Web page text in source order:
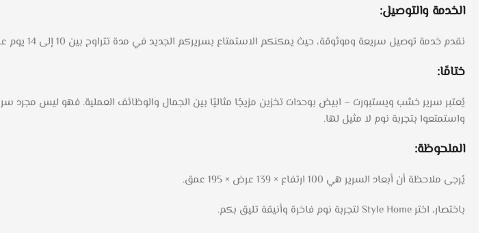
الخدمة والتوصيل:
نقدم خدمة توصيل سريعة وموثوقة، حيث يمكنكم الاستمتاع بسريركم الجديد في مدة تتراوح بين 10 إلى 14 يوم عمل فقط.
ختامًا:
يُعتبر سرير خشب ويستبورت – ابيض بوحدات تخزين مزيجًا مثاليًا بين الجمال والوظائف العملية. فهو ليس
واستمتعوا بتجربة نوم لا مثيل لها.
الملحوظة:
يُرجى ملاحظة أن أبعاد السرير هي 100 ارتفاع × 139 عرض × 195 عمق.
باختصار، اختر Style Home لتجربة نوم فاخرة وأنيقة تليق بكم.